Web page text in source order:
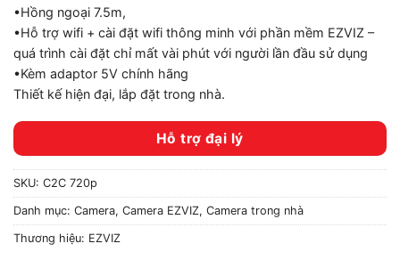
•Hồng ngoại 7.5m,
•Hỗ trợ wifi + cài đặt wifi thông minh với phần mềm EZVIZ –
quá trình cài đặt chỉ mất vài phút với người lần đầu sử dụng
•Kèm adaptor 5V chính hãng
Thiết kế hiện đại, lắp đặt trong nhà.
Hỗ trợ đại lý
SKU: C2C 720p
Danh mục: Camera, Camera EZVIZ, Camera trong nhà
Thương hiệu: EZVIZ